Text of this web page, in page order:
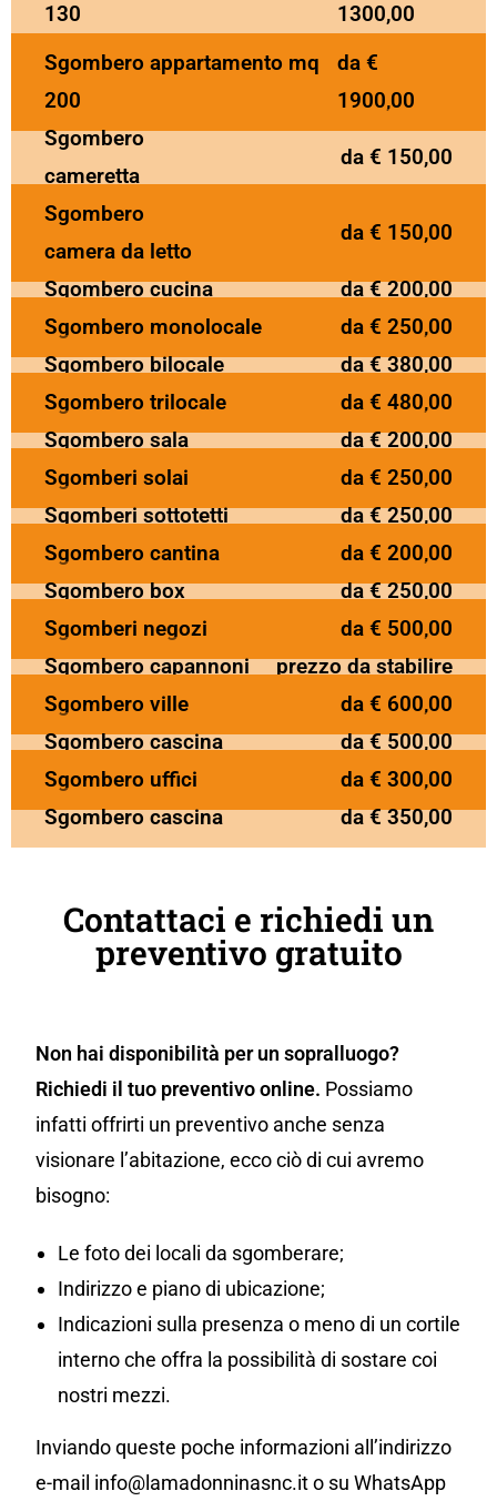
130
1300,00
Sgombero appartamento mq
200
da €
1900,00
Sgombero
cameretta
da € 150,00
Sgombero
camera da letto
da € 150,00
Sgombero cucina
da € 200,00
Sgombero monolocale
da € 250,00
Sgombero bilocale
da € 380,00
Sgombero trilocale
da € 480,00
Sgombero sala
da € 200,00
Sgomberi solai
da € 250,00
Sgomberi sottotetti
da € 250,00
Sgombero cantina
da € 200,00
Sgombero box
da € 250,00
Sgomberi negozi
da € 500,00
Sgombero capannoni
prezzo da stabilire
Sgombero ville
da € 600,00
Sgombero cascina
da € 500,00
Sgombero uffici
da € 300,00
Sgombero cascina
da € 350,00
Contattaci e richiedi un
preventivo gratuito
Non hai disponibilità per un sopralluogo?
Richiedi il tuo preventivo online. Possiamo
infatti offrirti un preventivo anche senza
visionare l’abitazione, ecco ciò di cui avremo
bisogno:
Le foto dei locali da sgomberare;
Indirizzo e piano di ubicazione;
Indicazioni sulla presenza o meno di un cortile
interno che offra la possibilità di sostare coi
nostri mezzi.
Inviando queste poche informazioni all’indirizzo
e-mail info@lamadonninasnc.it o su WhatsApp